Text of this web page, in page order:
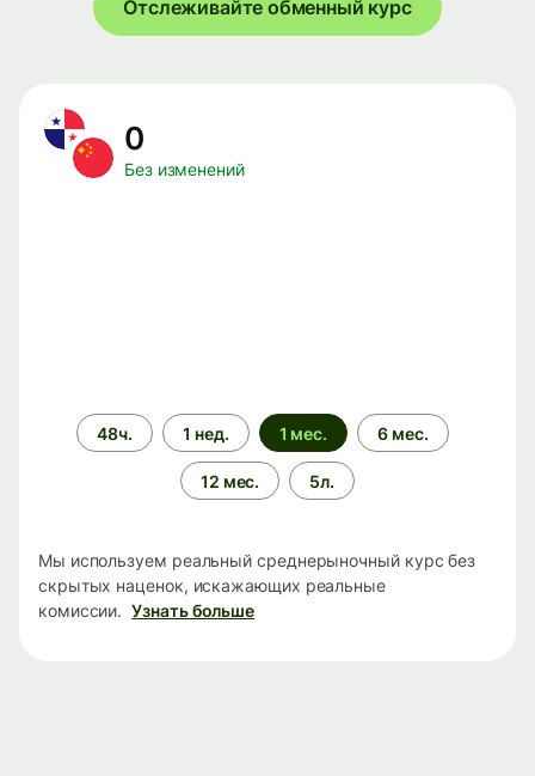
Отслеживайте обменный курс
0
Без изменений
Период
времени
48ч. 1 нед. 1 мес. 6 мес.
12 мес. 5л.
Мы используем реальный среднерыночный курс без
скрытых наценок, искажающих реальные
комиссии. Узнать больше